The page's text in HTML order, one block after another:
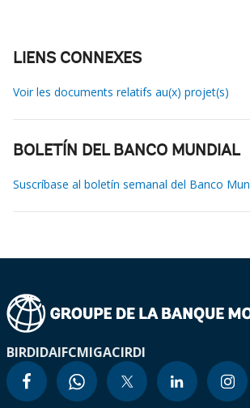
LIENS CONNEXES
Voir les documents relatifs au(x) projet(s)
BOLETÍN DEL BANCO MUNDIAL
Suscríbase al boletín semanal del Banco
BIRDIDAIFCMIGACIRDI